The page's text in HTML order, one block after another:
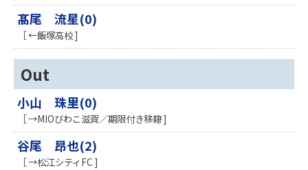
髙尾 流星(0)
［ ←飯塚高校 ]
Out
小山 珠里(0)
［ →MIOびわこ滋賀／期限付き移籍 ]
谷尾 昂也(2)
［ →松江シティFC ]